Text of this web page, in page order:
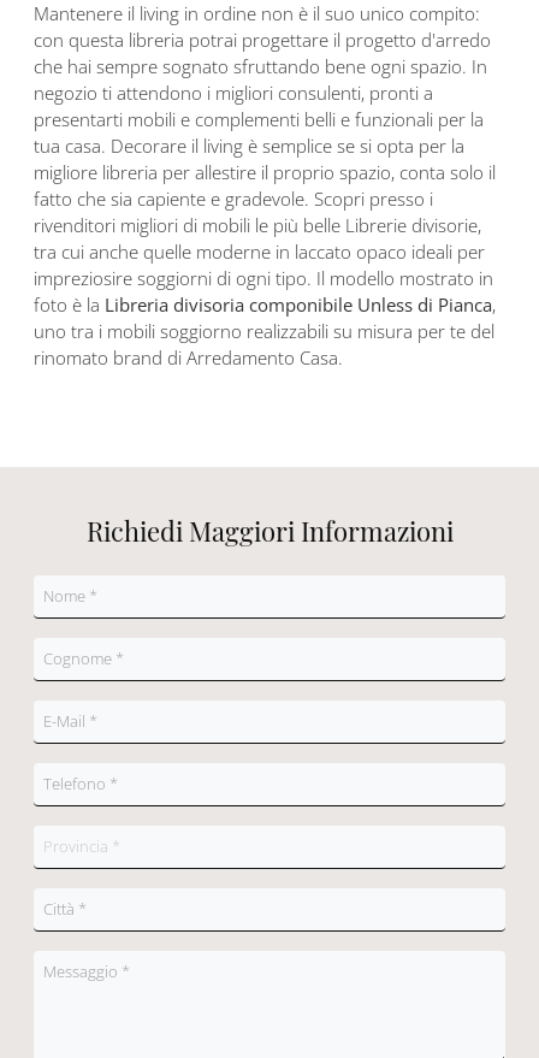
Mantenere il living in ordine non è il suo unico compito:
con questa libreria potrai progettare il progetto d'arredo
che hai sempre sognato sfruttando bene ogni spazio. In
negozio ti attendono i migliori consulenti, pronti a
presentarti mobili e complementi belli e funzionali per la
tua casa. Decorare il living è semplice se si opta per la
migliore libreria per allestire il proprio spazio, conta solo il
fatto che sia capiente e gradevole. Scopri presso i
rivenditori migliori di mobili le più belle Librerie divisorie,
tra cui anche quelle moderne in laccato opaco ideali per
impreziosire soggiorni di ogni tipo. Il modello mostrato in
foto è la Libreria divisoria componibile Unless di Pianca,
uno tra i mobili soggiorno realizzabili su misura per te del
rinomato brand di Arredamento Casa.
Richiedi Maggiori Informazioni